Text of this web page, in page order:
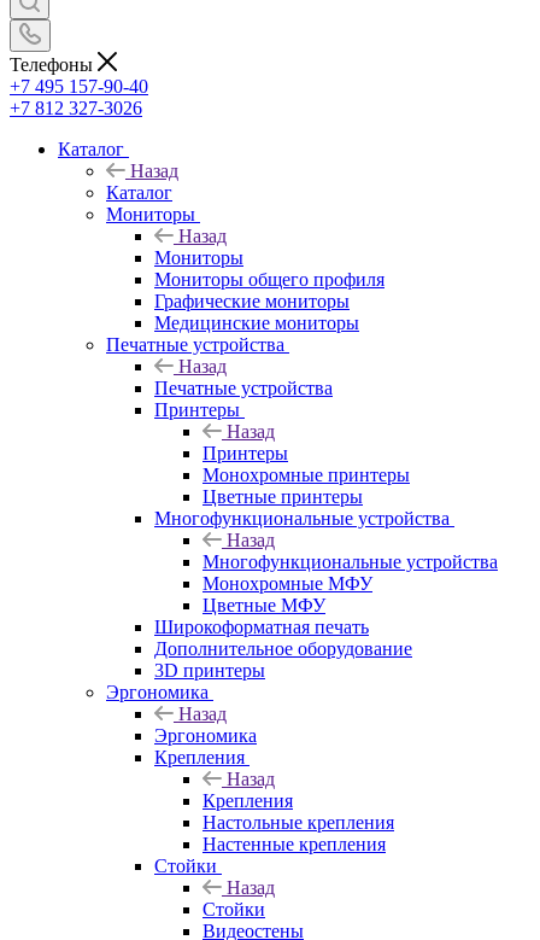
Телефоны
+7 495 157-90-40
+7 812 327-3026
Каталог
Назад
Каталог
Мониторы
Назад
Мониторы
Мониторы общего профиля
Графические мониторы
Медицинские мониторы
Печатные устройства
Назад
Печатные устройства
Принтеры
Назад
Принтеры
Моноxромныe принтеры
Цвeтныe принтеры
Многофункциональные устройства
Назад
Многофункциональные устройства
Монохромные МФУ
Цветные МФУ
Широкоформатная печать
Дополнительное оборудование
3D принтеры
Эргономика
Назад
Эргономика
Крепления
Назад
Крепления
Настольные крепления
Настенные крепления
Стойки
Назад
Стойки
Видеостены